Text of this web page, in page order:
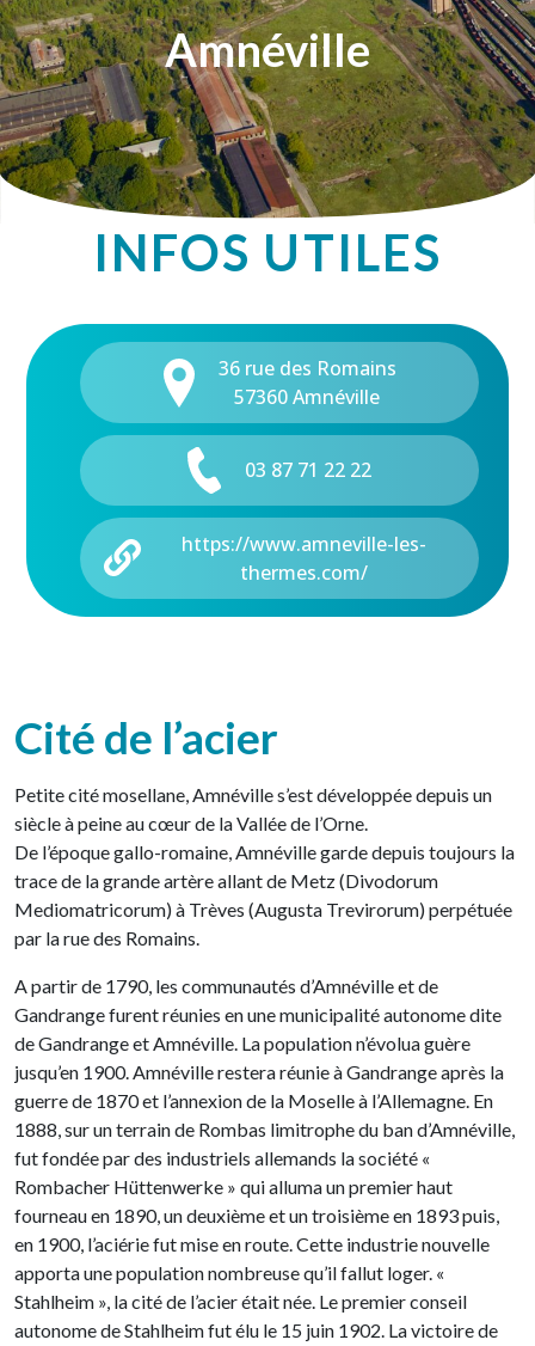
Amnéville
INFOS UTILES
36 rue des Romains
57360 Amnéville
03 87 71 22 22
https://www.amneville-les-
thermes.com/
Cité de l’acier
Petite cité mosellane, Amnéville s’est développée depuis un
siècle à peine au cœur de la Vallée de l’Orne.
De l’époque gallo-romaine, Amnéville garde depuis toujours la
trace de la grande artère allant de Metz (Divodorum
Mediomatricorum) à Trèves (Augusta Trevirorum) perpétuée
par la rue des Romains.
A partir de 1790, les communautés d’Amnéville et de
Gandrange furent réunies en une municipalité autonome dite
de Gandrange et Amnéville. La population n’évolua guère
jusqu’en 1900. Amnéville restera réunie à Gandrange après la
guerre de 1870 et l’annexion de la Moselle à l’Allemagne. En
1888, sur un terrain de Rombas limitrophe du ban d’Amnéville,
fut fondée par des industriels allemands la société «
Rombacher Hüttenwerke » qui alluma un premier haut
fourneau en 1890, un deuxième et un troisième en 1893 puis,
en 1900, l’aciérie fut mise en route. Cette industrie nouvelle
apporta une population nombreuse qu’il fallut loger. «
Stahlheim », la cité de l’acier était née. Le premier conseil
autonome de Stahlheim fut élu le 15 juin 1902. La victoire de